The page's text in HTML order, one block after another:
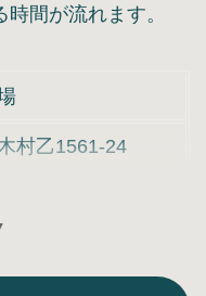
間が流れます。
村乙1561-24